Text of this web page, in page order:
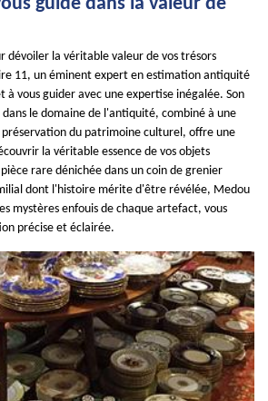
dévoiler la véritable valeur de vos trésors
11, un éminent expert en estimation antiquité
à vous guider avec une expertise inégalée. Son
le domaine de l'antiquité, combiné à une
préservation du patrimoine culturel, offre une
la véritable essence de vos objets
rare dénichée dans un coin de grenier
dont l'histoire mérite d'être révélée, Medou
mystères enfouis de chaque artefact, vous
précise et éclairée.